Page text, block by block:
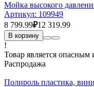
Мойка высокого
Артикул: 109949
8 799.99₽12 319.99
В корзину
!
Товар является
Распродажа
Полироль пластика,